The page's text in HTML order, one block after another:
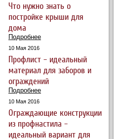
Что нужно знать о
постройке крыши для
дома
Подробнее
10 Мая 2016
Профлист – идеальный
материал для заборов и
ограждений
Подробнее
10 Мая 2016
Ограждающие конструкции
из профнастила –
идеальный вариант для